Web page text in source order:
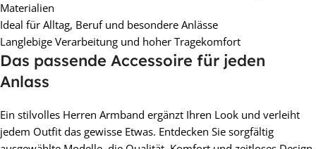
Materialien
Ideal für Alltag, Beruf und besondere Anlässe
Langlebige Verarbeitung und hoher Tragekomfort
Das passende Accessoire für jeden
Anlass
Ein stilvolles Herren Armband ergänzt Ihren Look und verleiht
jedem Outfit das gewisse Etwas. Entdecken Sie sorgfältig